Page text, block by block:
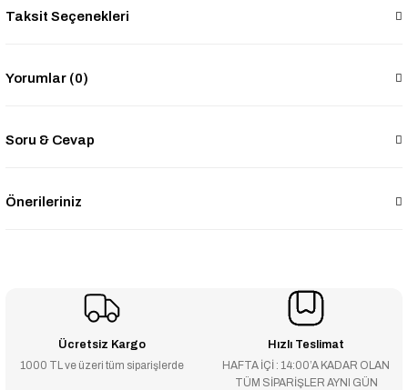
Taksit Seçenekleri
Yorumlar (0)
Soru & Cevap
Önerileriniz
Ücretsiz Kargo
1000 TL ve üzeri tüm siparişlerde
Hızlı Teslimat
HAFTA İÇİ : 14:00’A KADAR OLAN
TÜM SİPARİŞLER AYNI GÜN